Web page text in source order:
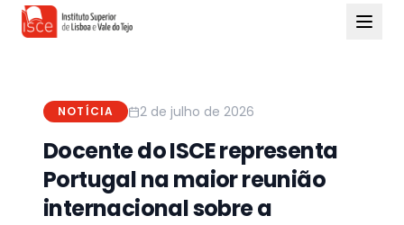
NOTÍCIA 2 de julho de 2026
Docente do ISCE representa
Portugal na maior reunião
internacional sobre a